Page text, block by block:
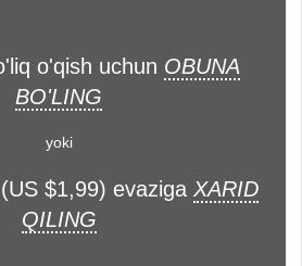
o'qish uchun OBUNA
BO'LING
yoki
$1,99) evaziga XARID
QILING